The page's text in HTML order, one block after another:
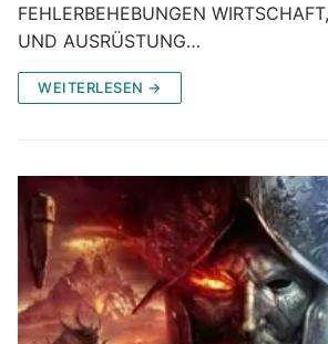
FEHLERBEHEBUNGEN
UND AUSRÜSTUNG…
WEITERLESEN →